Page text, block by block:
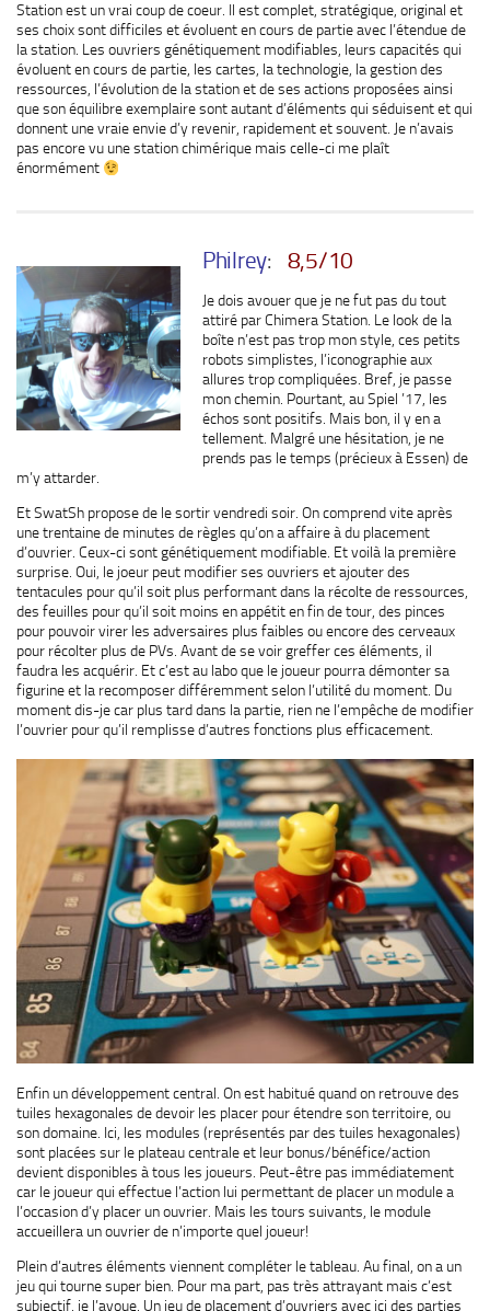
Station est un vrai coup de coeur. Il est complet, stratégique, original et
ses choix sont difficiles et évoluent en cours de partie avec l’étendue de
la station. Les ouvriers génétiquement modifiables, leurs capacités qui
évoluent en cours de partie, les cartes, la technologie, la gestion des
ressources, l’évolution de la station et de ses actions proposées ainsi
que son équilibre exemplaire sont autant d’éléments qui séduisent et qui
donnent une vraie envie d’y revenir, rapidement et souvent. Je n’avais
pas encore vu une station chimérique mais celle-ci me plaît
énormément
Philrey: 8,5/10
Je dois avouer que je ne fut pas du tout
attiré par Chimera Station. Le look de la
boîte n’est pas trop mon style, ces petits
robots simplistes, l’iconographie aux
allures trop compliquées. Bref, je passe
mon chemin. Pourtant, au Spiel ’17, les
échos sont positifs. Mais bon, il y en a
tellement. Malgré une hésitation, je ne
prends pas le temps (précieux à Essen) de
m’y attarder.
Et SwatSh propose de le sortir vendredi soir. On comprend vite après
une trentaine de minutes de règles qu’on a affaire à du placement
d’ouvrier. Ceux-ci sont génétiquement modifiable. Et voilà la première
surprise. Oui, le joeur peut modifier ses ouvriers et ajouter des
tentacules pour qu’il soit plus performant dans la récolte de ressources,
des feuilles pour qu’il soit moins en appétit en fin de tour, des pinces
pour pouvoir virer les adversaires plus faibles ou encore des cerveaux
pour récolter plus de PVs. Avant de se voir greffer ces éléments, il
faudra les acquérir. Et c’est au labo que le joueur pourra démonter sa
figurine et la recomposer différemment selon l’utilité du moment. Du
moment dis-je car plus tard dans la partie, rien ne l’empêche de modifier
l’ouvrier pour qu’il remplisse d’autres fonctions plus efficacement.
Enfin un développement central. On est habitué quand on retrouve des
tuiles hexagonales de devoir les placer pour étendre son territoire, ou
son domaine. Ici, les modules (représentés par des tuiles hexagonales)
sont placées sur le plateau centrale et leur bonus/bénéfice/action
devient disponibles à tous les joueurs. Peut-être pas immédiatement
car le joueur qui effectue l’action lui permettant de placer un module a
l’occasion d’y placer un ouvrier. Mais les tours suivants, le module
accueillera un ouvrier de n’importe quel joueur!
Plein d’autres éléments viennent compléter le tableau. Au final, on a un
jeu qui tourne super bien. Pour ma part, pas très attrayant mais c’est
subjectif, je l’avoue. Un jeu de placement d’ouvriers avec ici des parties